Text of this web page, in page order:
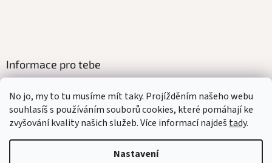
No jo, my to tu musíme mít taky. Projížděním našeho webu
souhlasíš s používáním souborů cookies, které pomáhají ke
zvyšování kvality našich služeb. Více informací najdeš tady.
Nastavení
Informace pro tebe
Obchodní podmínky
Ochrana osobních údajů